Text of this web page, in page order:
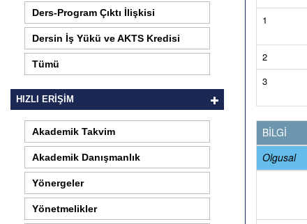
Ders-Program Çıktı İlişkisi
Dersin İş Yükü ve AKTS Kredisi
Tümü
HIZLI ERİŞİM
Akademik Takvim
Akademik Danışmanlık
Yönergeler
Yönetmelikler
1
2
3
BİLGİ
Olgusal